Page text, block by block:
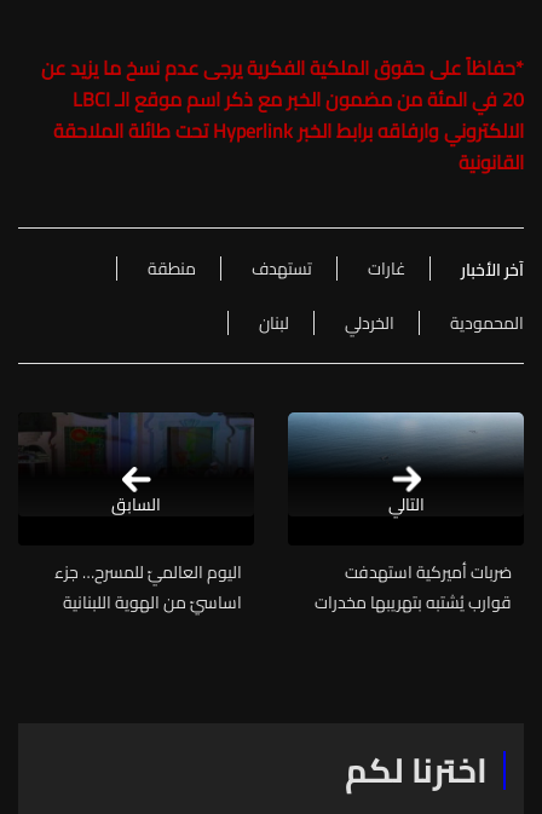
*حفاظاً على حقوق الملكية الفكرية يرجى عدم نسخ ما يزيد عن
20 في المئة من مضمون الخبر مع ذكر اسم موقع الـ LBCI
الالكتروني وارفاقه برابط الخبر Hyperlink تحت طائلة الملاحقة
القانونية
آخر الأخبار غارات تستهدف
منطقة
المحمودية
الخردلي لبنان
التالي
ضربات أميركية استهدفت
قوارب يُشتبه بتهريبها مخدرات
اليوم العالميّ للمسرح… جزء
اساسيّ من الهوية اللبنانية
السابق
اخترنا لكم